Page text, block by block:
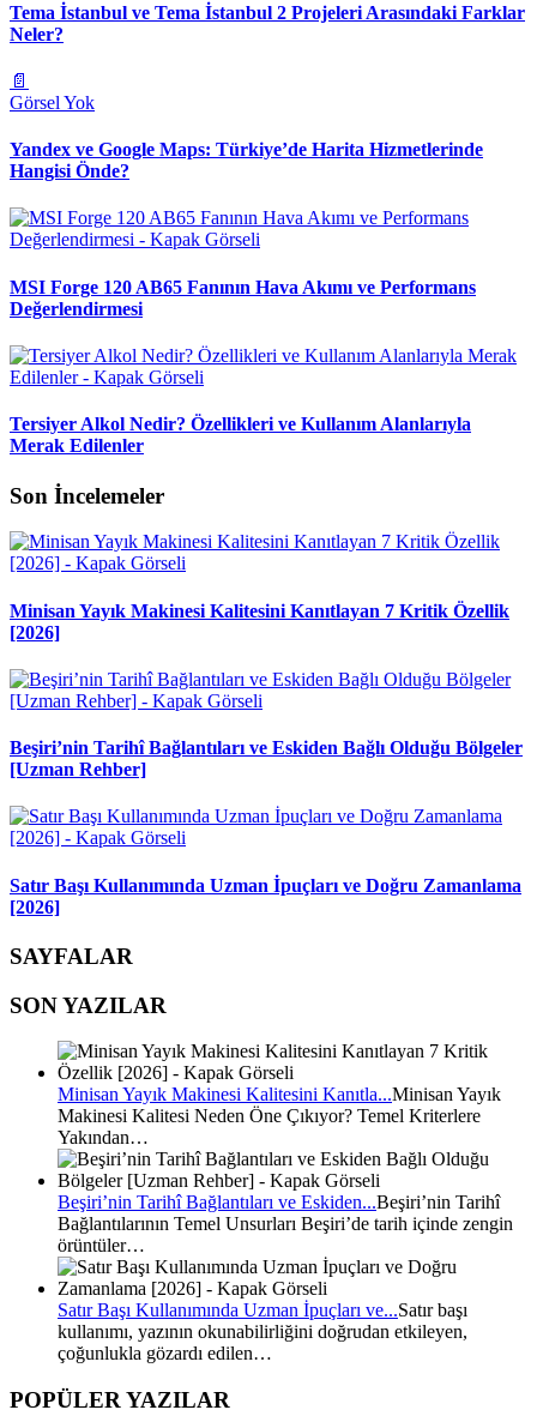
Tema İstanbul ve Tema İstanbul 2 Projeleri Arasındaki Farklar
Neler?
📄
Görsel Yok
Yandex ve Google Maps: Türkiye’de Harita Hizmetlerinde
Hangisi Önde?
MSI Forge 120 AB65 Fanının Hava Akımı ve Performans
Değerlendirmesi
Tersiyer Alkol Nedir? Özellikleri ve Kullanım Alanlarıyla
Merak Edilenler
Son İncelemeler
Minisan Yayık Makinesi Kalitesini Kanıtlayan 7 Kritik Özellik
[2026]
Beşiri’nin Tarihî Bağlantıları ve Eskiden Bağlı Olduğu Bölgeler
[Uzman Rehber]
Satır Başı Kullanımında Uzman İpuçları ve Doğru Zamanlama
[2026]
SAYFALAR
SON YAZILAR
Minisan Yayık Makinesi Kalitesini Kanıtla...Minisan Yayık
Makinesi Kalitesi Neden Öne Çıkıyor? Temel Kriterlere
Yakından…
Beşiri’nin Tarihî Bağlantıları ve Eskiden...Beşiri’nin Tarihî
Bağlantılarının Temel Unsurları Beşiri’de tarih içinde zengin
örüntüler…
Satır Başı Kullanımında Uzman İpuçları ve...Satır başı
kullanımı, yazının okunabilirliğini doğrudan etkileyen,
çoğunlukla gözardı edilen…
POPÜLER YAZILAR